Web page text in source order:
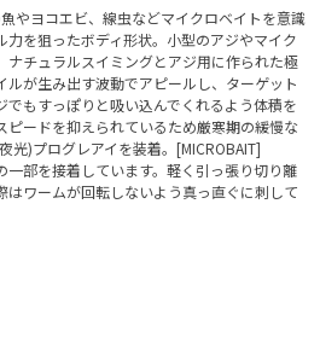
やヨコエビ、線虫などマイクロベイトを意識
力を狙ったボディ形状。小型のアジやマイク
ナチュラルスイミングとアジ用に作られた極
が生み出す波動でアピールし、ターゲット
もすっぽりと吸い込んでくれるよう体積を
ピードを抑えられているため厳寒期の緩慢な
光)プログレアイを装着。[MICROBAIT]
部を接着しています。軽く引っ張り切り離
はワームが回転しないよう真っ直ぐに刺して